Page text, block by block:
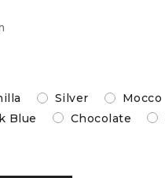
Silver Mocco
Blue Chocolate